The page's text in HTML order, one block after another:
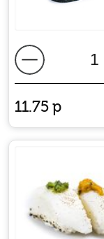
11.75р